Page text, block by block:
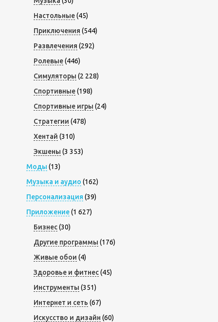
Настольные(45)
Приключения (544)
Развлечения (292)
Ролевые(446)
Симуляторы (2 228)
Спортивные(198)
Спортивные игры (24)
Стратегии (478)
Хентай (310)
Экшены (3 353)
Моды (13)
Музыка и аудио (162)
Персонализация (39)
Приложение(1 627)
Бизнес(30)
Другие программы (176)
Живые обои (4)
Здоровье и фитнес(45)
Инструменты (351)
Интернет и сеть (67)
Искусство и дизайн (60)